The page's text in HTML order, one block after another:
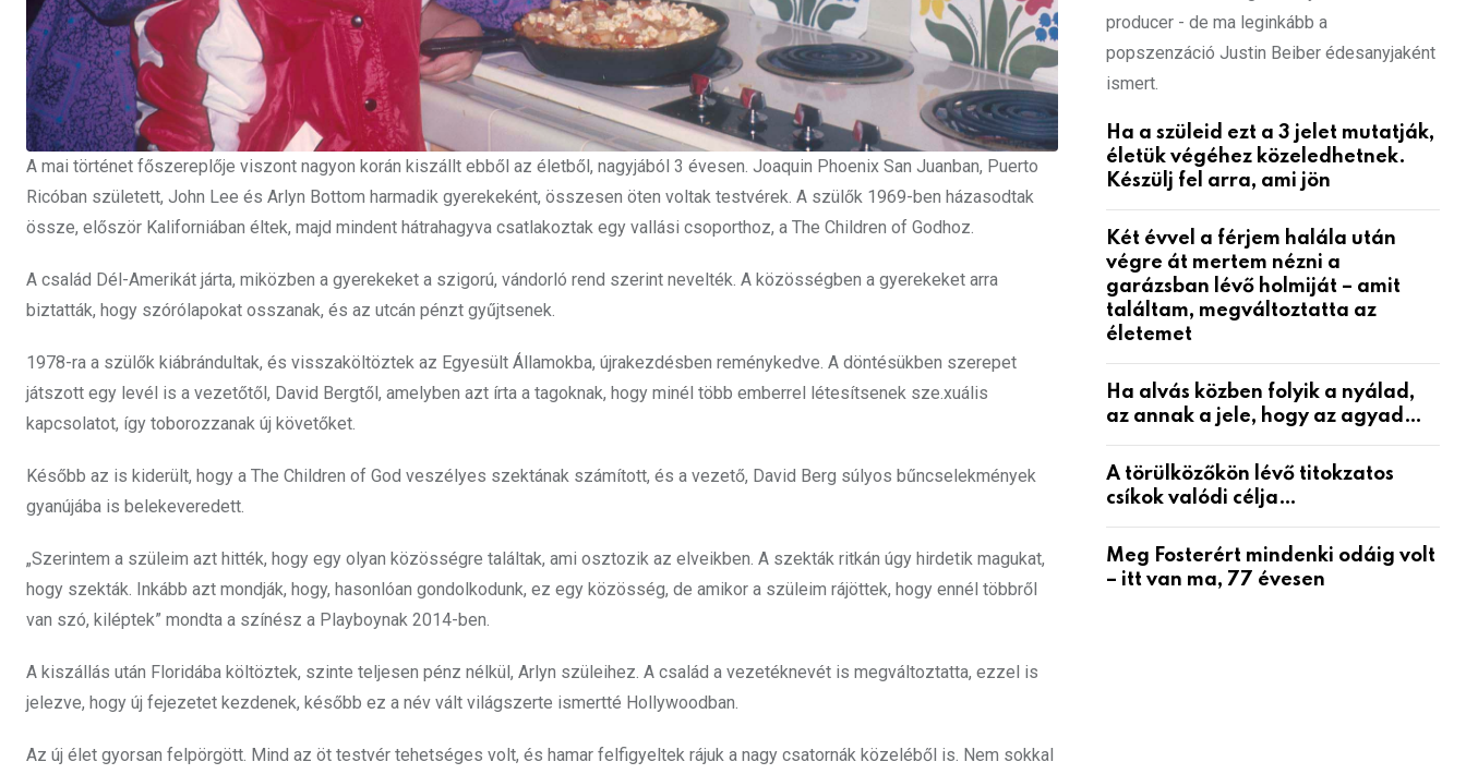
A mai történet főszereplője viszont nagyon korán kiszállt ebből az életből, nagyjából 3 évesen. Joaquin Phoenix San Juanban, Puerto
Ricóban született, John Lee és Arlyn Bottom harmadik gyerekeként, összesen öten voltak testvérek. A szülők 1969-ben házasodtak
össze, először Kaliforniában éltek, majd mindent hátrahagyva csatlakoztak egy vallási csoporthoz, a The Children of Godhoz.
A család Dél-Amerikát járta, miközben a gyerekeket a szigorú, vándorló rend szerint nevelték. A közösségben a gyerekeket arra
biztatták, hogy szórólapokat osszanak, és az utcán pénzt gyűjtsenek.
1978-ra a szülők kiábrándultak, és visszaköltöztek az Egyesült Államokba, újrakezdésben reménykedve. A döntésükben szerepet
játszott egy levél is a vezetőtől, David Bergtől, amelyben azt írta a tagoknak, hogy minél több emberrel létesítsenek sze.xuális
kapcsolatot, így toborozzanak új követőket.
Később az is kiderült, hogy a The Children of God veszélyes szektának számított, és a vezető, David Berg súlyos bűncselekmények
gyanújába is belekeveredett.
„Szerintem a szüleim azt hitték, hogy egy olyan közösségre találtak, ami osztozik az elveikben. A szekták ritkán úgy hirdetik magukat,
hogy szekták. Inkább azt mondják, hogy, hasonlóan gondolkodunk, ez egy közösség, de amikor a szüleim rájöttek, hogy ennél többről
van szó, kiléptek” mondta a színész a Playboynak 2014-ben.
A kiszállás után Floridába költöztek, szinte teljesen pénz nélkül, Arlyn szüleihez. A család a vezetéknevét is megváltoztatta, ezzel is
jelezve, hogy új fejezetet kezdenek, később ez a név vált világszerte ismertté Hollywoodban.
Az új élet gyorsan felpörgött. Mind az öt testvér tehetséges volt, és hamar felfigyeltek rájuk a nagy csatornák közeléből is. Nem sokkal
producer - de ma leginkább a
popszenzáció Justin Beiber édesanyjaként
ismert.
Ha a szüleid ezt a 3 jelet mutatják,
életük végéhez közeledhetnek.
Készülj fel arra, ami jön
Két évvel a férjem halála után
végre át mertem nézni a
garázsban lévő holmiját – amit
találtam, megváltoztatta az
életemet
Ha alvás közben folyik a nyálad,
az annak a jele, hogy az agyad…
A törülközőkön lévő titokzatos
csíkok valódi célja…
Meg Fosterért mindenki odáig volt
– itt van ma, 77 évesen